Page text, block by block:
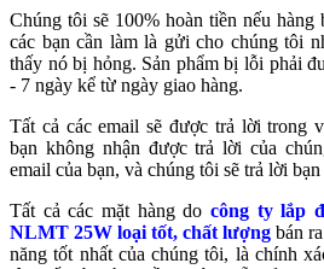
Chúng tôi sẽ 100% hoàn tiền nếu
các bạn cần làm là gửi cho chúng tôi
thấy nó bị hỏng. Sản phẩm bị lỗi phải
- 7 ngày kể từ ngày giao hàng.
Tất cả các email sẽ được trả lời trong
bạn không nhận được trả lời của
email của bạn, và chúng tôi sẽ trả lời
Tất cả các mặt hàng do công ty lắp
NLMT 25W loại tốt, chất lượng bán
năng tốt nhất của chúng tôi, là chính